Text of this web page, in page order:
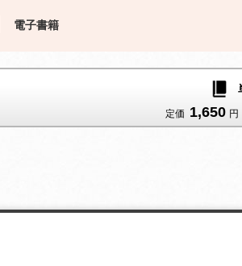
電子書籍
定価 1,650 円